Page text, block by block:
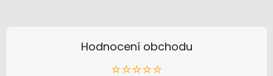
Hodnocení obchodu
⭐⭐⭐⭐⭐